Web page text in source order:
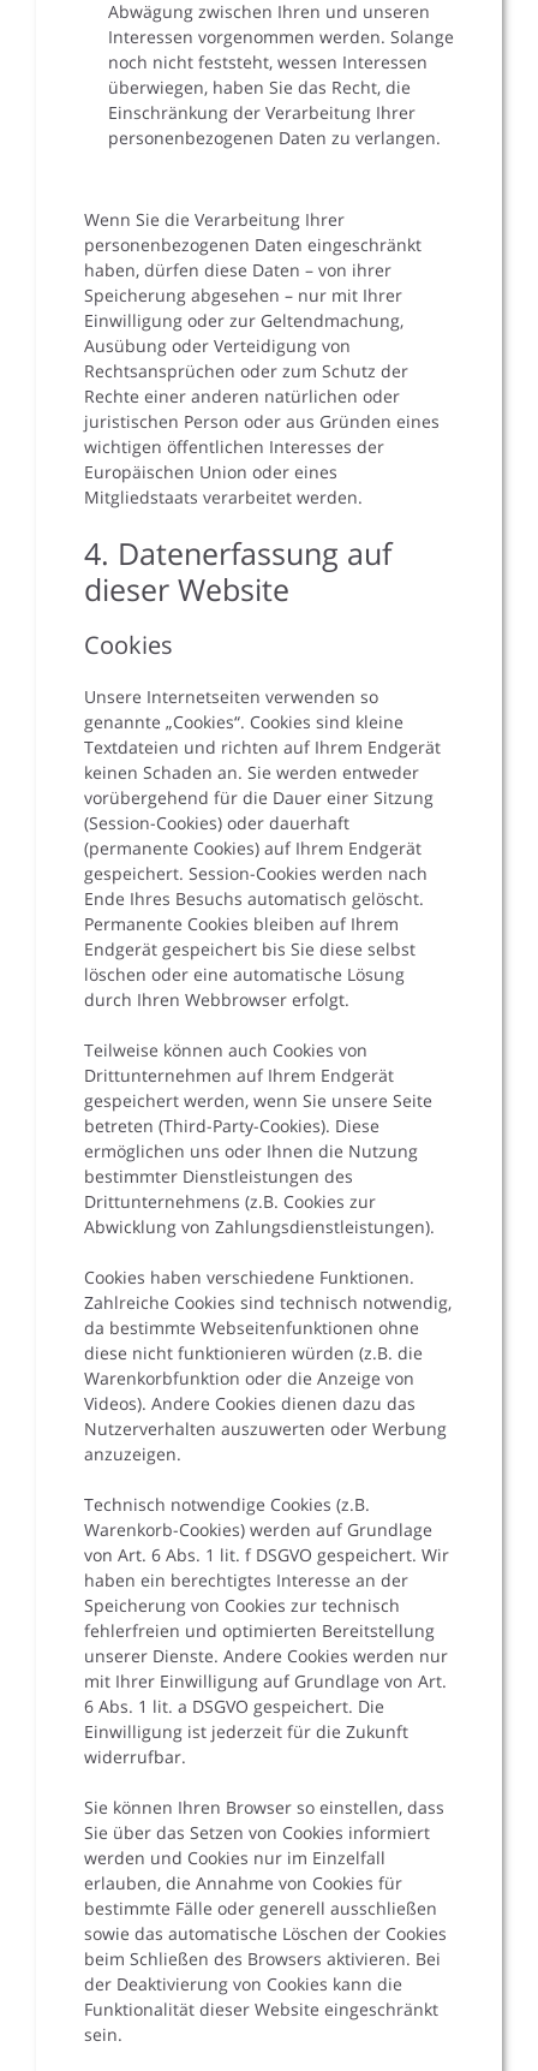
Abwägung zwischen Ihren und unseren
Interessen vorgenommen werden. Solange
noch nicht feststeht, wessen Interessen
überwiegen, haben Sie das Recht, die
Einschränkung der Verarbeitung Ihrer
personenbezogenen Daten zu verlangen.
Wenn Sie die Verarbeitung Ihrer
personenbezogenen Daten eingeschränkt
haben, dürfen diese Daten – von ihrer
Speicherung abgesehen – nur mit Ihrer
Einwilligung oder zur Geltendmachung,
Ausübung oder Verteidigung von
Rechtsansprüchen oder zum Schutz der
Rechte einer anderen natürlichen oder
juristischen Person oder aus Gründen eines
wichtigen öffentlichen Interesses der
Europäischen Union oder eines
Mitgliedstaats verarbeitet werden.
4. Datenerfassung auf
dieser Website
Cookies
Unsere Internetseiten verwenden so
genannte „Cookies“. Cookies sind kleine
Textdateien und richten auf Ihrem Endgerät
keinen Schaden an. Sie werden entweder
vorübergehend für die Dauer einer Sitzung
(Session-Cookies) oder dauerhaft
(permanente Cookies) auf Ihrem Endgerät
gespeichert. Session-Cookies werden nach
Ende Ihres Besuchs automatisch gelöscht.
Permanente Cookies bleiben auf Ihrem
Endgerät gespeichert bis Sie diese selbst
löschen oder eine automatische Lösung
durch Ihren Webbrowser erfolgt.
Teilweise können auch Cookies von
Drittunternehmen auf Ihrem Endgerät
gespeichert werden, wenn Sie unsere Seite
betreten (Third-Party-Cookies). Diese
ermöglichen uns oder Ihnen die Nutzung
bestimmter Dienstleistungen des
Drittunternehmens (z.B. Cookies zur
Abwicklung von Zahlungsdienstleistungen).
Cookies haben verschiedene Funktionen.
Zahlreiche Cookies sind technisch notwendig,
da bestimmte Webseitenfunktionen ohne
diese nicht funktionieren würden (z.B. die
Warenkorbfunktion oder die Anzeige von
Videos). Andere Cookies dienen dazu das
Nutzerverhalten auszuwerten oder Werbung
anzuzeigen.
Technisch notwendige Cookies (z.B.
Warenkorb-Cookies) werden auf Grundlage
von Art. 6 Abs. 1 lit. f DSGVO gespeichert. Wir
haben ein berechtigtes Interesse an der
Speicherung von Cookies zur technisch
fehlerfreien und optimierten Bereitstellung
unserer Dienste. Andere Cookies werden nur
mit Ihrer Einwilligung auf Grundlage von Art.
6 Abs. 1 lit. a DSGVO gespeichert. Die
Einwilligung ist jederzeit für die Zukunft
widerrufbar.
Sie können Ihren Browser so einstellen, dass
Sie über das Setzen von Cookies informiert
werden und Cookies nur im Einzelfall
erlauben, die Annahme von Cookies für
bestimmte Fälle oder generell ausschließen
sowie das automatische Löschen der Cookies
beim Schließen des Browsers aktivieren. Bei
der Deaktivierung von Cookies kann die
Funktionalität dieser Website eingeschränkt
sein.